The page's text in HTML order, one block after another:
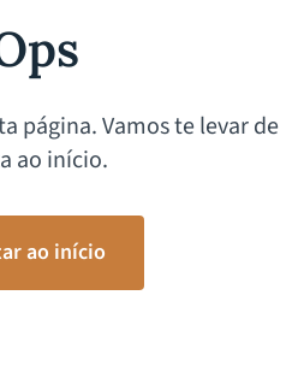
página. Vamos te levar de
ao início.
ao início